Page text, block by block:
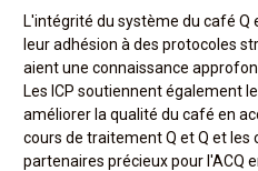
L'intégrité du système du café Q
leur adhésion à des protocoles
aient une connaissance
Les ICP soutiennent également
améliorer la qualité du café en
cours de traitement Q et Q et les
partenaires précieux pour l'ACQ